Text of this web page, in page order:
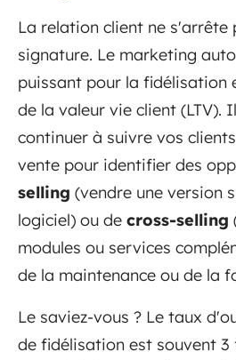
La relation client ne s'arrête
signature. Le marketing
puissant pour la fidélisation
de la valeur vie client (LTV).
continuer à suivre vos
vente pour identifier des
selling (vendre une version
logiciel) ou de cross-selling
modules ou services
de la maintenance ou de la
Le saviez-vous ? Le taux
de fidélisation est souvent